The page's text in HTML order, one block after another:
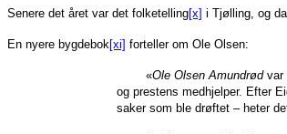
Senere det året var det folketelling[x] i Tjølling, og
En nyere bygdebok [xi] forteller om Ole Olsen:
«Ole Olsen Amundrødvar
og prestens medhjelper. Efter
saker som ble drøftet – heter